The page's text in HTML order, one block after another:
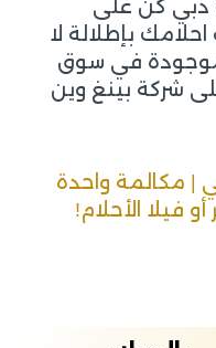
دبي كُن على
بإطلالة لا
في سوق
شركة بينغ وين
| مكالمة واحدة
الأحلام!